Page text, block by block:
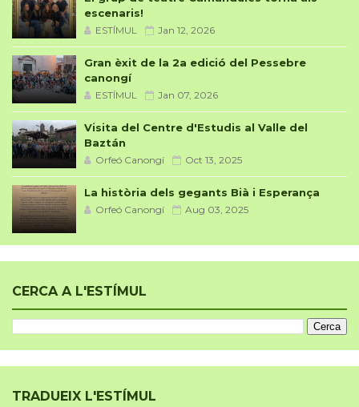
escenaris!
ESTÍMUL Jan 12, 2026
Gran èxit de la 2a edició del Pessebre
canongí
ESTÍMUL Jan 07, 2026
Visita del Centre d'Estudis al Valle del
Baztán
Orfeó Canongí Oct 13, 2025
La història dels gegants Bià i Esperança
Orfeó Canongí Aug 03, 2025
CERCA A L'ESTÍMUL
TRADUEIX L'ESTÍMUL